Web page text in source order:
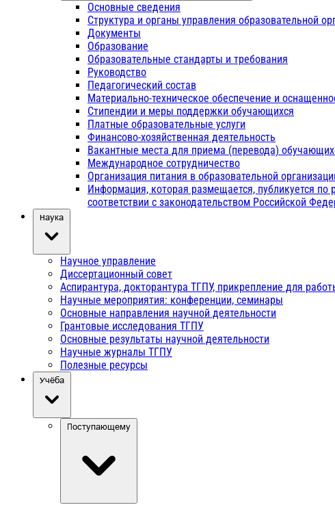
Основные сведения
Структура и органы управления образовательной
Документы
Образование
Образовательные стандарты и требования
Руководство
Педагогический состав
Материально-техническое обеспечение и
Стипендии и меры поддержки обучающихся
Платные образовательные услуги
Финансово-хозяйственная деятельность
Вакантные места для приема (перевода)
Международное сотрудничество
Организация питания в образовательной
Информация, которая размещается, публикуется
соответствии с законодательством Российской
Наука
Научное управление
Диссертационный совет
Аспирантура, докторантура ТГПУ, прикрепление для
Научные мероприятия: конференции, семинары
Основные направления научной деятельности
Грантовые исследования ТГПУ
Основные результаты научной деятельности
Научные журналы ТГПУ
Полезные ресурсы
Учёба
Поступающему